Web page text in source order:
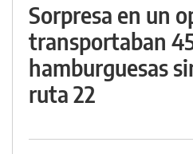
Sorpresa en un
transportaban
hamburguesas
ruta 22